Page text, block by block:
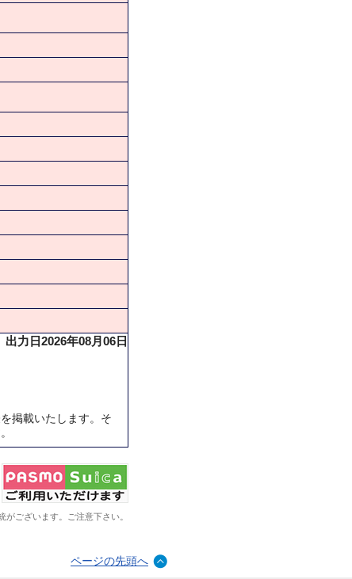
出力日2026年08月06日
掲載いたします。そ
ございます。ご注意下さい。
ページの先頭へ